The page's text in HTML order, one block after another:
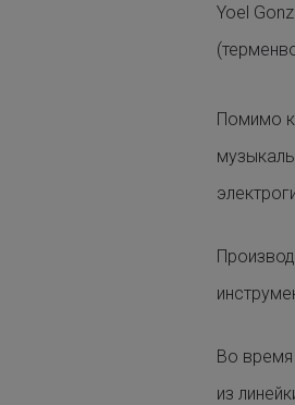
Yoel
Помимо
Во время
из